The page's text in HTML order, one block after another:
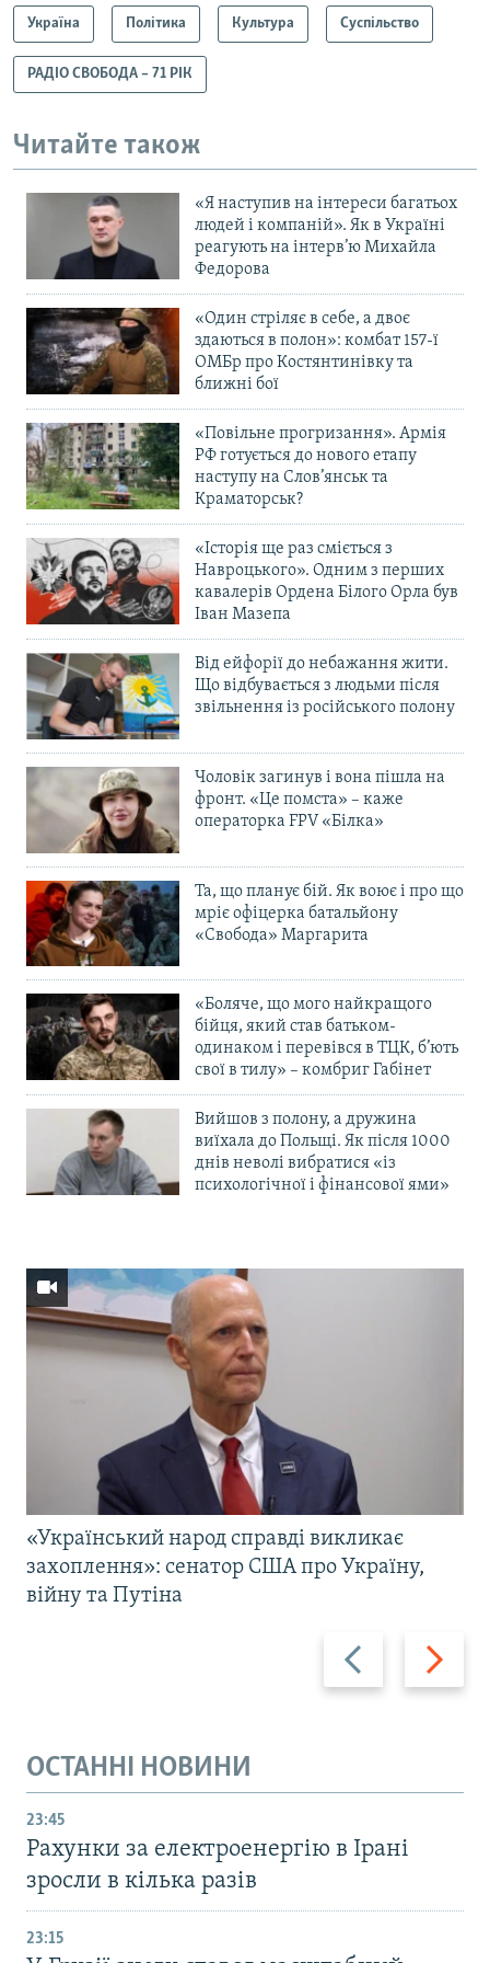
Україна Політика Культура Суспільство
РАДІО СВОБОДА – 71 РІК
Читайте також
«Я наступив на інтереси багатьох
людей і компаній». Як в Україні
реагують на інтерв’ю Михайла
Федорова
«Один стріляє в себе, а двоє
здаються в полон»: комбат 157-ї
ОМБр про Костянтинівку та
ближні бої
«Повільне прогризання». Армія
РФ готується до нового етапу
наступу на Слов’янськ та
Краматорськ?
«Історія ще раз сміється з
Навроцького». Одним з перших
кавалерів Ордена Білого Орла був
Іван Мазепа
Від ейфорії до небажання жити.
Що відбувається з людьми після
звільнення із російського полону
Чоловік загинув і вона пішла на
фронт. «Це помста» – каже
операторка FPV «Білка»
Та, що планує бій. Як воює і про що
мріє офіцерка батальйону
«Свобода» Маргарита
«Боляче, що мого найкращого
бійця, який став батьком-
одинаком і перевівся в ТЦК, б’ють
свої в тилу» – комбриг Габінет
Вийшов з полону, а дружина
виїхала до Польщі. Як після 1000
днів неволі вибратися «із
психологічної і фінансової ями»
Назад Вперед
«Український народ справді викликає
захоплення»: сенатор США про Україну,
війну та Путіна
ОСТАННІ НОВИНИ
23:45
Рахунки за електроенергію в Ірані
зросли в кілька разів
23:15